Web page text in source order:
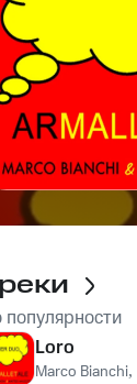
популярности
Loro
Marco Bianchi,